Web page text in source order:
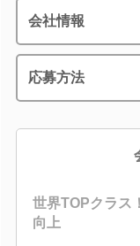
会社情報
応募方法
世界TOPクラス
向上